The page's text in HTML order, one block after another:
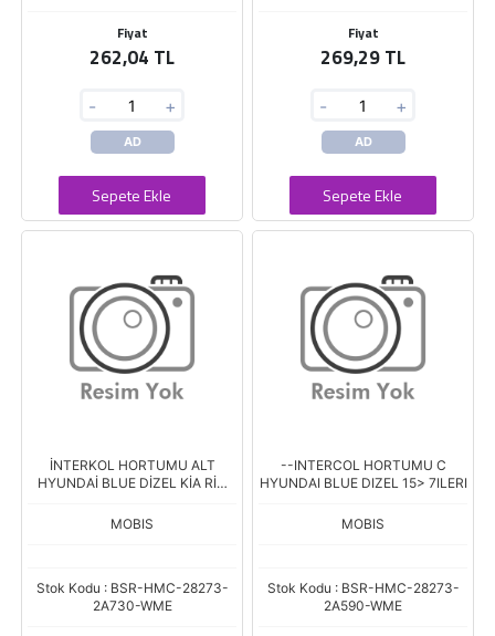
Fiyat
262,04 TL
- +
AD
Sepete Ekle
Fiyat
269,29 TL
- +
AD
Sepete Ekle
İNTERKOL HORTUMU ALT
HYUNDAİ BLUE DİZEL KİA RİO
MOBIS
Stok Kodu : BSR-HMC-28273-
2A730-WME
--INTERCOL HORTUMU C
HYUNDAI BLUE DIZEL 15> 7ILERI
MOBIS
Stok Kodu : BSR-HMC-28273-
2A590-WME